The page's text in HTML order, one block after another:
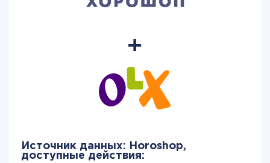
Источник данных: Horoshop,
доступные действия: